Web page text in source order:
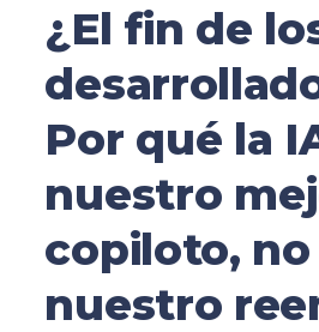
¿El fin de
Por qué la
nuestro
copiloto, no
nuestro